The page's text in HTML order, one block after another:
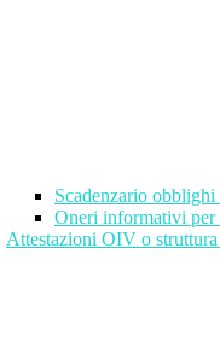
Scadenzario
Oneri informativi per
Attestazioni OIV o struttura